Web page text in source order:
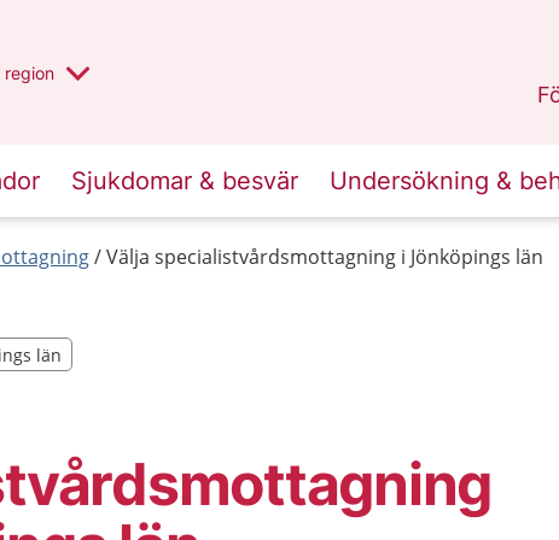
valt region
en annan
region
Sjukdomar & besvär Undersökning &
Välja specialistvårdsmottagning i Jönköpings län
län
län